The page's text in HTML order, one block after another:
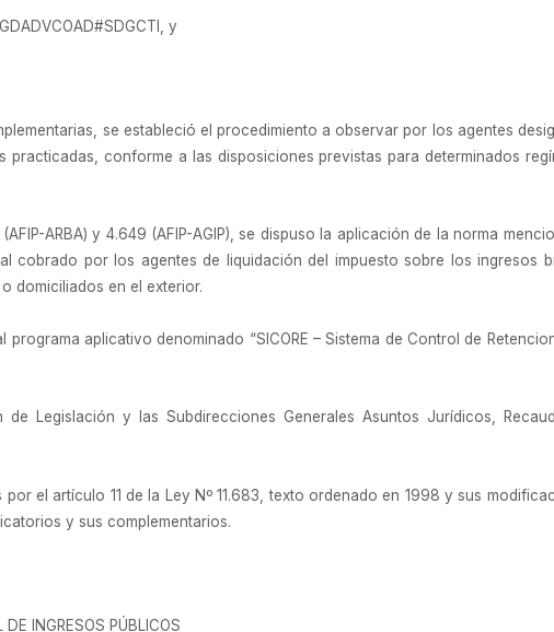
y
se estableció el procedimiento a observar por los agentes
conforme a las disposiciones previstas para determinados
ARBA) y 4.649 (AFIP-AGIP), se dispuso la aplicación de la norma
cobrado por los agentes de liquidación del impuesto sobre los ingresos
domiciliados en el exterior.
aplicativo denominado “SICORE – Sistema de Control de
Legislación y las Subdirecciones Generales Asuntos Jurídicos,
el artículo 11 de la Ley Nº 11.683, texto ordenado en 1998 y sus
y sus complementarios.
INGRESOS PÚBLICOS